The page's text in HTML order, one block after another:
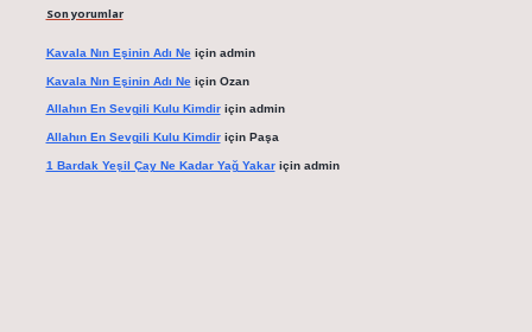
Son yorumlar
Kavala Nın Eşinin Adı Neiçin admin
Kavala Nın Eşinin Adı Neiçin Ozan
Allahın En Sevgili Kulu Kimdiriçin admin
Allahın En Sevgili Kulu Kimdiriçin Paşa
1 Bardak Yeşil Çay Ne Kadar Yağ Yakariçin admin